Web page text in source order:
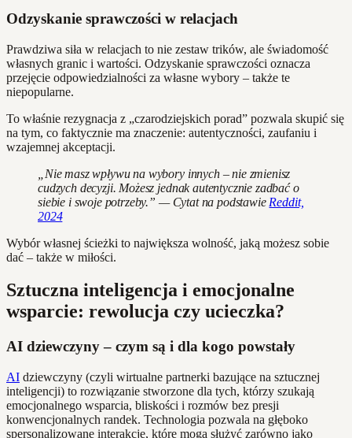
Odzyskanie sprawczości w relacjach
Prawdziwa siła w relacjach to nie zestaw trików, ale świadomość
własnych granic i wartości. Odzyskanie sprawczości oznacza
przejęcie odpowiedzialności za własne wybory – także te
niepopularne.
To właśnie rezygnacja z „czarodziejskich porad” pozwala skupić się
na tym, co faktycznie ma znaczenie: autentyczności, zaufaniu i
wzajemnej akceptacji.
„Nie masz wpływu na wybory innych – nie zmienisz
cudzych decyzji. Możesz jednak autentycznie zadbać o
siebie i swoje potrzeby.” — Cytat na podstawie Reddit,
2024
Wybór własnej ścieżki to największa wolność, jaką możesz sobie
dać – także w miłości.
Sztuczna inteligencja i emocjonalne
wsparcie: rewolucja czy ucieczka?
AI dziewczyny – czym są i dla kogo powstały
AI dziewczyny (czyli wirtualne partnerki bazujące na sztucznej
inteligencji) to rozwiązanie stworzone dla tych, którzy szukają
emocjonalnego wsparcia, bliskości i rozmów bez presji
konwencjonalnych randek. Technologia pozwala na głęboko
spersonalizowane interakcje, które mogą służyć zarówno jako